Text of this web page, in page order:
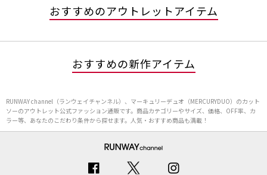
おすすめのアウトレットアイテム
おすすめの新作アイテム
RUNWAY channel（ランウェイチャンネル）、マーキュリーデュオ（MERCURYDUO）のカット
ソーのアウトレット公式ファッション通販です。商品カテゴリーやサイズ、価格、OFF率、カ
ラー等、あなたのこだわり条件から探せます。人気・おすすめ商品も満載！